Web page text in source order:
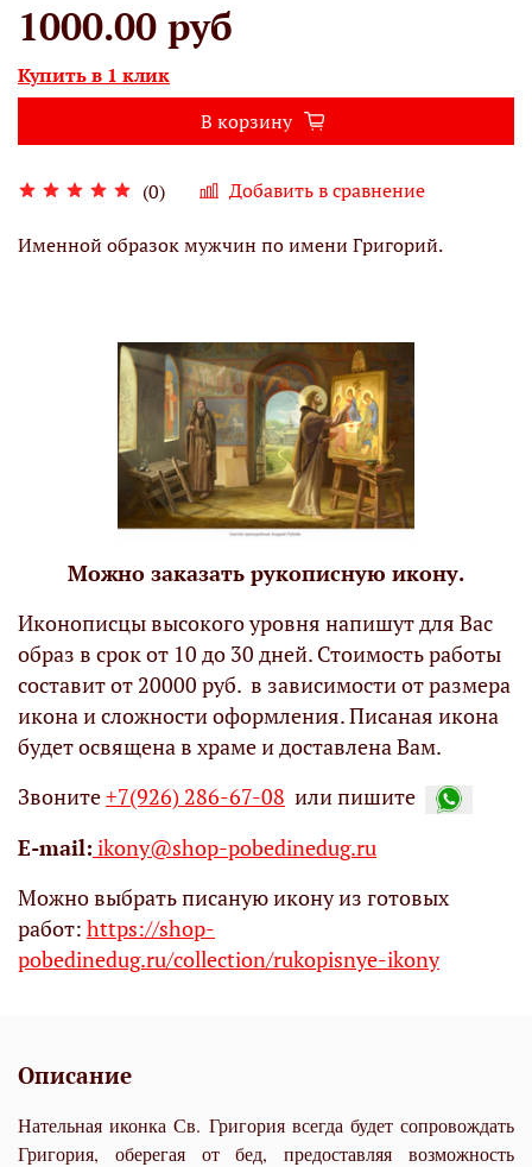
(0) Добавить в сравнение
1000.00 руб
Купить в 1 клик
В корзину
Именной образок мужчин по имени Григорий.
Можно заказать рукописную икону.
Иконописцы высокого уровня напишут для Вас
образ в срок от 10 до 30 дней. Стоимость работы
составит от 20000 руб. в зависимости от размера
икона и сложности оформления. Писаная икона
будет освящена в храме и доставлена Вам.
Звоните+7(926) 286-67-08 или пишите
Е-mail: ikony@shop-pobedinedug.ru
Можно выбрать писаную икону из готовых
работ: https://shop-
pobedinedug.ru/collection/rukopisnye-ikony
Описание
Нательная иконка Св. Григория всегда будет сопровождать
Григория, оберегая от бед, предоставляя возможность